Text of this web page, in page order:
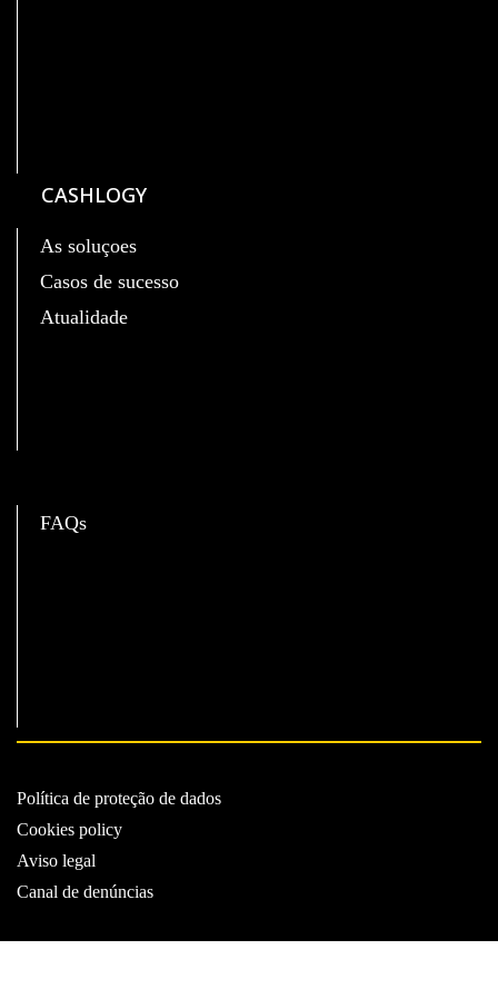
CASHLOGY
As soluçoes
Casos de sucesso
Atualidade
FAQs
Política de proteção de dados
Cookies policy
Aviso legal
Canal de denúncias